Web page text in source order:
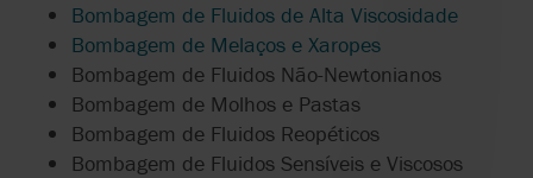
Bombagem de Fluidos de Alta Viscosidade
Bombagem de Melaços e Xaropes
Bombagem de Fluidos Não-Newtonianos
Bombagem de Molhos e Pastas
Bombagem de Fluidos Reopéticos
Bombagem de Fluidos Sensíveis e Viscosos